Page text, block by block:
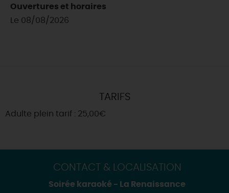
Ouvertures et horaires
Le 08/08/2026
TARIFS
Adulte plein tarif : 25,00€
CONTACT & LOCALISATION
Soirée karaoké - La Renaissance